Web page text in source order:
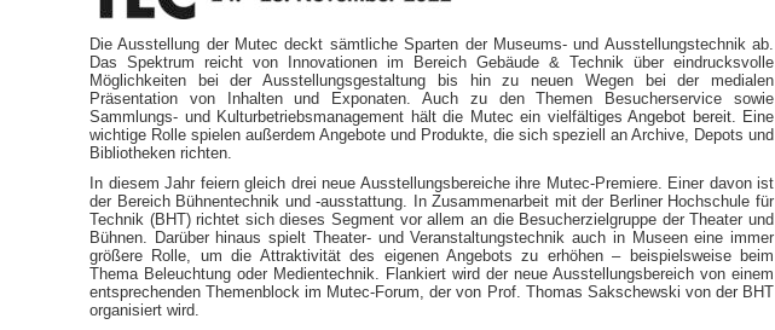
Die Ausstellung der Mutec deckt sämtliche Sparten der Museums- und Ausstellungstechnik ab.
Das Spektrum reicht von Innovationen im Bereich Gebäude & Technik über eindrucksvolle
Möglichkeiten bei der Ausstellungsgestaltung bis hin zu neuen Wegen bei der medialen
Präsentation von Inhalten und Exponaten. Auch zu den Themen Besucherservice sowie
Sammlungs- und Kulturbetriebsmanagement hält die Mutec ein vielfältiges Angebot bereit. Eine
wichtige Rolle spielen außerdem Angebote und Produkte, die sich speziell an Archive, Depots und
Bibliotheken richten.
In diesem Jahr feiern gleich drei neue Ausstellungsbereiche ihre Mutec-Premiere. Einer davon ist
der Bereich Bühnentechnik und -ausstattung. In Zusammenarbeit mit der Berliner Hochschule für
Technik (BHT) richtet sich dieses Segment vor allem an die Besucherzielgruppe der Theater und
Bühnen. Darüber hinaus spielt Theater- und Veranstaltungstechnik auch in Museen eine immer
größere Rolle, um die Attraktivität des eigenen Angebots zu erhöhen – beispielsweise beim
Thema Beleuchtung oder Medientechnik. Flankiert wird der neue Ausstellungsbereich von einem
entsprechenden Themenblock im Mutec-Forum, der von Prof. Thomas Sakschewski von der BHT
organisiert wird.